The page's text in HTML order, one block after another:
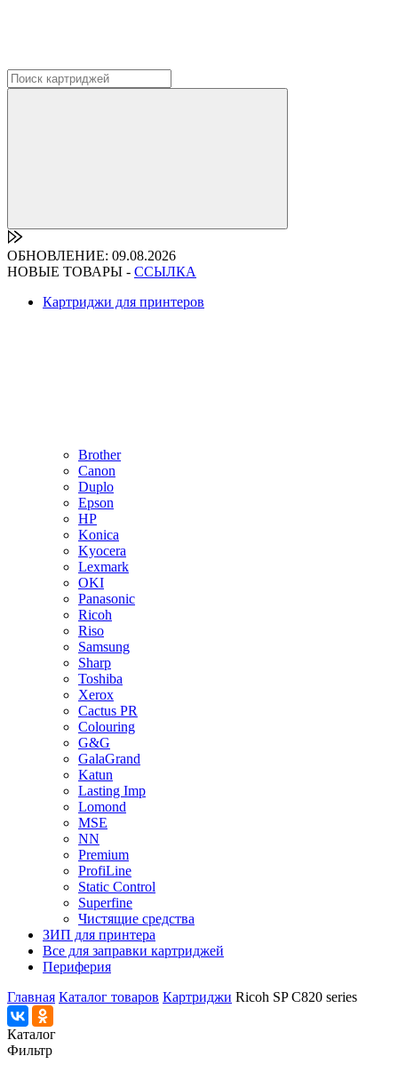
ОБНОВЛЕНИЕ: 09.08.2026
НОВЫЕ ТОВАРЫ - ССЫЛКА
Картриджи для принтеров
Brother
Canon
Duplo
Epson
HP
Konica
Kyocera
Lexmark
OKI
Panasonic
Ricoh
Riso
Samsung
Sharp
Toshiba
Xerox
Cactus PR
Colouring
G&G
GalaGrand
Katun
Lasting Imp
Lomond
MSE
NN
Premium
ProfiLine
Static Control
Superfine
Чистящие средства
ЗИП для принтера
Все для заправки картриджей
Периферия
Главная Каталог товаров Картриджи Ricoh SP C820 series
Каталог
Фильтр